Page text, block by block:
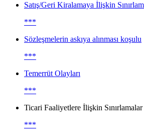
Satış/Geri Kiralamaya İlişkin
***
Sözleşmelerin askıya alınması koşulu
***
Temerrüt Olayları
***
Ticari Faaliyetlere İlişkin Sınırlamalar
***